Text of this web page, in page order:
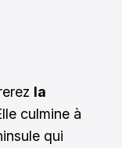
la
culmine à
qui